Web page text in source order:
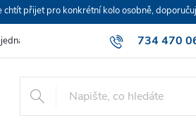
přijet pro konkrétní kolo osobně,
734 470